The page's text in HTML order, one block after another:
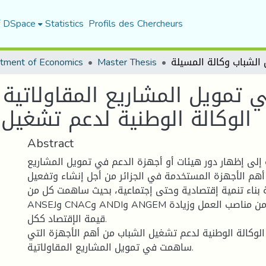
Statistics Profils des Chercheurs
of Economics Master Thesis
المشاريع
الوكالة الوطنية لدعم
Abstract
إظهار دور هيئات أو أجهزة الدعم في تمويل المشاريع
أهم الأجهزة المستخدمة في الجزائر من أجل إنشاء وتفعيل
تنمية إقتصادية وحتى إجتماعية، بحيث ساهمت كل من:
ANSEJو CNACو ANDIو ANGEM في توفير العديد من مناصب العمل وزيادة
قيمة الإقتصاد ككل.
الوطنية لدعم تشغيل الشباب من أهم الأجهزة التي
ساهمت في تمويل المشاريع المقاولاتية.